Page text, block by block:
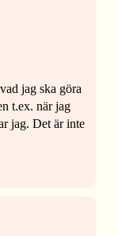
jag ska göra
t.ex. när jag
jag. Det är inte